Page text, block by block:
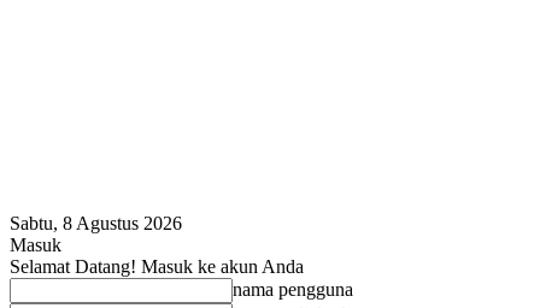
Sabtu, 8 Agustus 2026
Masuk
Selamat Datang! Masuk ke akun Anda
nama pengguna